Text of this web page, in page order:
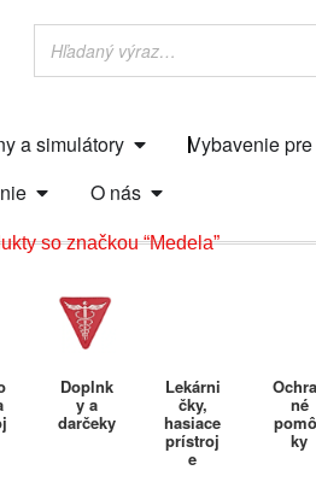
a simulátory Vybavenie
O nás
so značkou “Medela”
Doplnk
y a
darčeky
Lekárni
čky,
hasiace
prístroj
e
né
ky